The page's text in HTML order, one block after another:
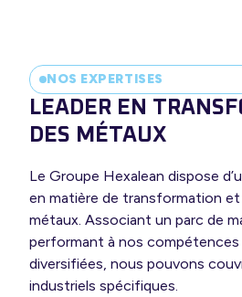
NOS EXPERTISES
LEADER EN
DES MÉTAUX
Le Groupe Hexalean dispose
en matière de transformation
métaux. Associant un parc de
performant à nos compétences
diversifiées, nous pouvons
industriels spécifiques.